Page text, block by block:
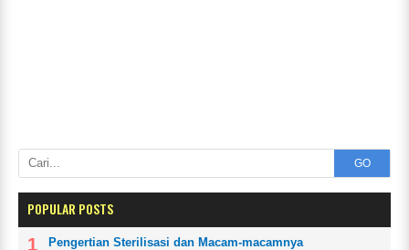
GO
POPULAR POSTS
Pengertian Sterilisasi dan Macam-macamnya